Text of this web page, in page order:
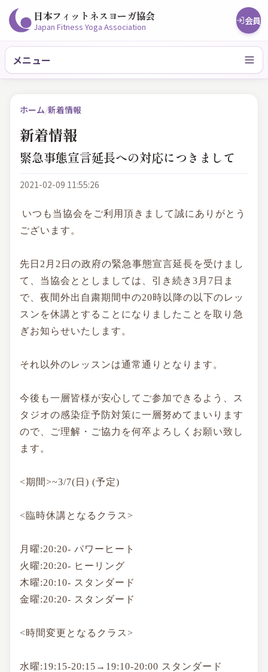
日本フィットネスヨーガ協会
Japan Fitness Yoga Association 会員
メニュー
ホーム/新着情報
新着情報
緊急事態宣言延長への対応につきまして
2021-02-09 11:55:26
いつも当協会をご利用頂きまして誠にありがとう
ございます。
先日2月2日の政府の緊急事態宣言延長を受けまし
て、当協会ととしましては、引き続き3月7日ま
で、夜間外出自粛期間中の20時以降の 以下のレッ
スンを休講とすることになりましたことを取り急
ぎお知らせいたします。
それ以外のレッスンは通常通りとなります。
今後も一層皆様が安心してご参加できるよう、ス
タジオの感染症予防対策に一層努めてまいります
ので、
ご理解・ご協力を何卒よろしくお願い致し
ます。
<期間>~3/7(日) (予定)
<臨時休講となるクラス>
月曜:20:20- パワーヒート
火曜:20:20- ヒーリング
木曜:20:10- スタンダード
金曜:20:20- スタンダード
<時間変更となるクラス>
水曜:19:15-20:15→19:10-20:00 スタンダード